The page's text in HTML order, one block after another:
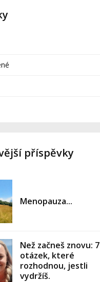
příspěvky
Menopauza...
Než začneš znovu: 7
otázek, které
rozhodnou, jestli
vydržíš.